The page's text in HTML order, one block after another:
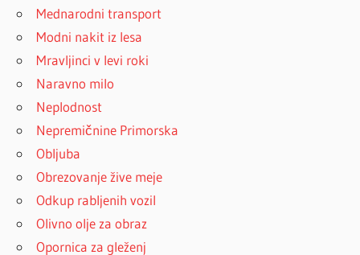
Mednarodni transport
Modni nakit iz lesa
Mravljinci v levi roki
Naravno milo
Neplodnost
Nepremičnine Primorska
Obljuba
Obrezovanje žive meje
Odkup rabljenih vozil
Olivno olje za obraz
Opornica za gleženj